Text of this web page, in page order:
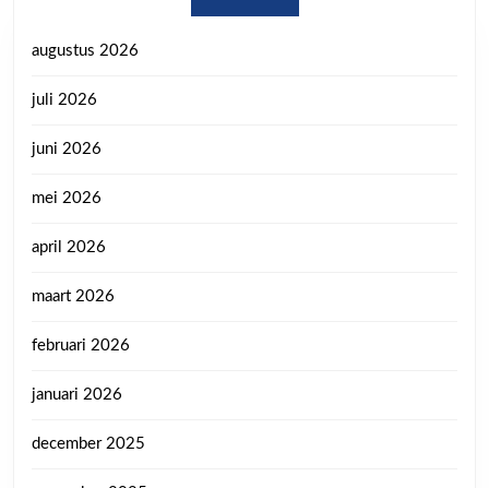
augustus 2026
juli 2026
juni 2026
mei 2026
april 2026
maart 2026
februari 2026
januari 2026
december 2025